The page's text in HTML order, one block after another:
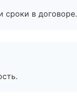
сроки в договоре.